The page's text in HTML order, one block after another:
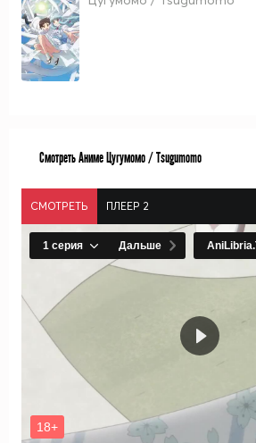
Смотреть Аниме Цугумомо / Tsugumomo
СМОТРЕТЬ ПЛЕЕР 2